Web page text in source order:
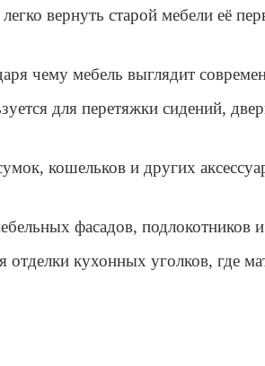
вернуть старой мебели её
чему мебель выглядит
для перетяжки сидений,
кошельков и других
фасадов, подлокотников
кухонных уголков, где